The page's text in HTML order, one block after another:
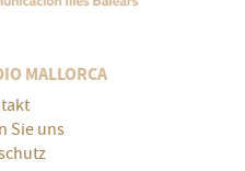
MALLORCA
Sie uns